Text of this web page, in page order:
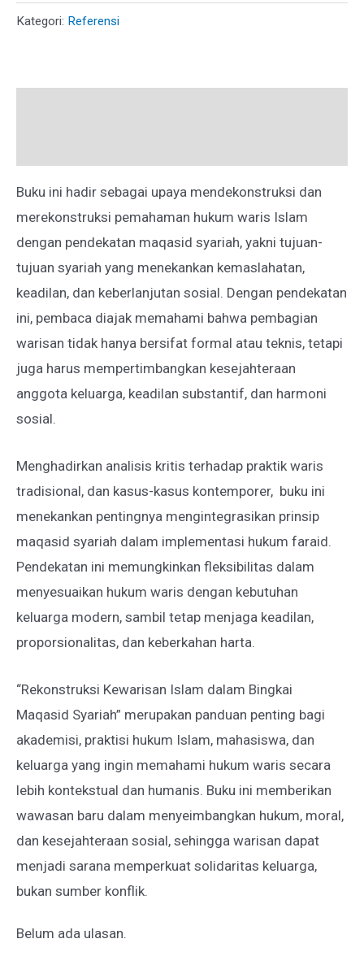
ISLAM
MAQASHID
Kategori: Referensi
Buku ini hadir sebagai upaya mendekonstruksi dan
merekonstruksi pemahaman hukum waris Islam
dengan pendekatan maqasid syariah, yakni tujuan-
tujuan syariah yang menekankan kemaslahatan,
keadilan, dan keberlanjutan sosial. Dengan pendekatan
ini, pembaca diajak memahami bahwa pembagian
warisan tidak hanya bersifat formal atau teknis, tetapi
juga harus mempertimbangkan kesejahteraan
anggota keluarga, keadilan substantif, dan harmoni
sosial.
Menghadirkan analisis kritis terhadap praktik waris
tradisional, dan kasus-kasus kontemporer, buku ini
menekankan pentingnya mengintegrasikan prinsip
maqasid syariah dalam implementasi hukum faraid.
Pendekatan ini memungkinkan fleksibilitas dalam
menyesuaikan hukum waris dengan kebutuhan
keluarga modern, sambil tetap menjaga keadilan,
proporsionalitas, dan keberkahan harta.
“Rekonstruksi Kewarisan Islam dalam Bingkai
Maqasid Syariah” merupakan panduan penting bagi
akademisi, praktisi hukum Islam, mahasiswa, dan
keluarga yang ingin memahami hukum waris secara
lebih kontekstual dan humanis. Buku ini memberikan
wawasan baru dalam menyeimbangkan hukum, moral,
dan kesejahteraan sosial, sehingga warisan dapat
menjadi sarana memperkuat solidaritas keluarga,
bukan sumber konflik.
Belum ada ulasan.